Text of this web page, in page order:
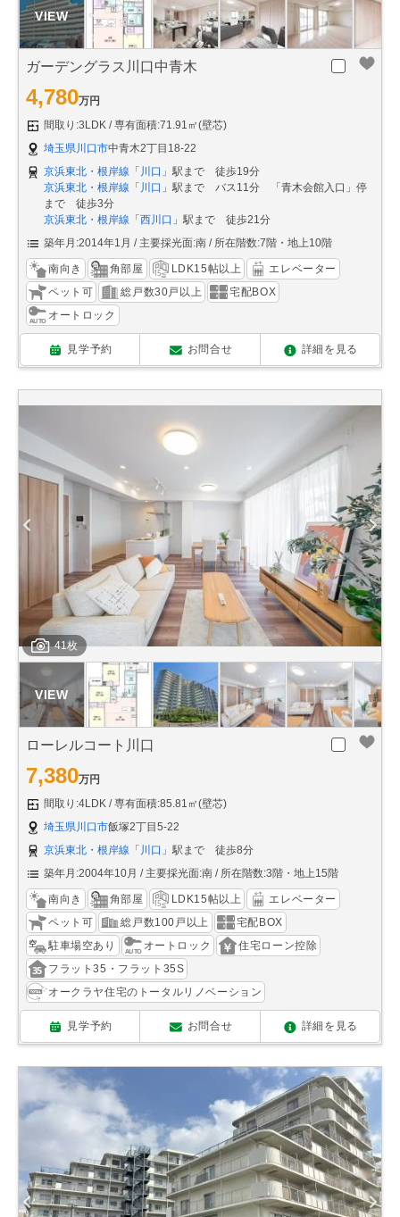
ガーデングラス川口中青木
4,780万円
間取り:3LDK
専有面積:71.91㎡(壁芯)
埼玉県川口市中青木2丁目18-22
京浜東北・根岸線 「 川口 」駅まで 徒歩19分
京浜東北・根岸線 「 川口 」駅まで バス11分 「青木会館入口」停
まで 徒歩3分
京浜東北・根岸線 「 西川口 」駅まで 徒歩21分
築年月:2014年1月
主要採光面:南 所在階数:7階・地上10階
南向き 角部屋 LDK15帖以上
エレベーター
ペット可
総戸数30戸以上
宅配BOX
オートロック
見学予約 お問合せ 詳細を見る
41枚
ローレルコート川口
7,380万円
間取り:4LDK
専有面積:85.81㎡(壁芯)
埼玉県川口市飯塚2丁目5-22
京浜東北・根岸線 「 川口 」駅まで 徒歩8分
築年月:2004年10月
主要採光面:南 所在階数:3階・地上15階
南向き 角部屋 LDK15帖以上
エレベーター
ペット可
総戸数100戸以上
宅配BOX
駐車場空あり
オートロック
住宅ローン控除
フラット35・フラット35S
オークラヤ住宅のトータルリノベーション
見学予約 お問合せ 詳細を見る